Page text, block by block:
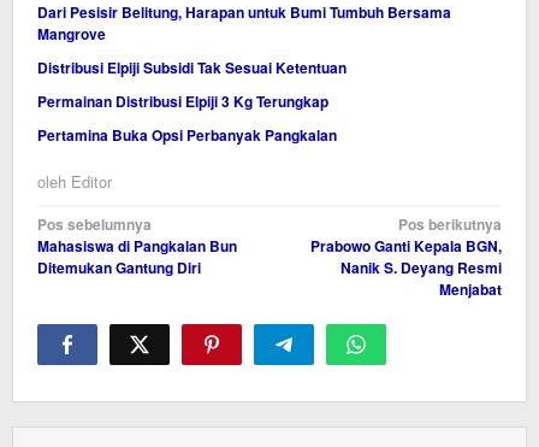
Dari Pesisir Belitung, Harapan untuk Bumi Tumbuh Bersama
Mangrove
Distribusi Elpiji Subsidi Tak Sesuai Ketentuan
Permainan Distribusi Elpiji 3 Kg Terungkap
Pertamina Buka Opsi Perbanyak Pangkalan
oleh Editor
Navigasi
pos
Pos sebelumnya
Mahasiswa di Pangkalan Bun
Ditemukan Gantung Diri
Pos berikutnya
Prabowo Ganti Kepala BGN,
Nanik S. Deyang Resmi
Menjabat